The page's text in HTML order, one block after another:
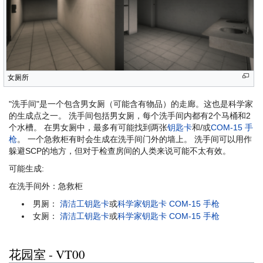
女厕所
"洗手间"是一个包含男女厕（可能含有物品）的走廊。这也是科学家
的生成点之一。 洗手间包括男女厕，每个洗手间内都有2个马桶和2
个水槽。 在男女厕中，最多有可能找到两张钥匙卡和/或COM-15 手
枪。 一个急救柜有时会生成在洗手间门外的墙上。 洗手间可以用作
躲避SCP的地方，但对于检查房间的人类来说可能不太有效。
可能生成:
在洗手间外：急救柜
男厕：清洁工钥匙卡或科学家钥匙卡 COM-15 手枪
女厕：清洁工钥匙卡或科学家钥匙卡 COM-15 手枪
花园室 - VT00